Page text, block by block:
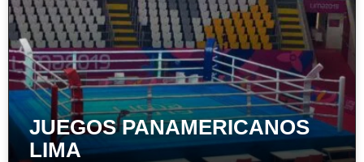
JUEGOS PANAMERICANOS
LIMA